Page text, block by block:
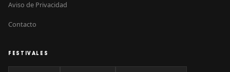
Aviso de Privacidad
Contacto
FESTIVALES